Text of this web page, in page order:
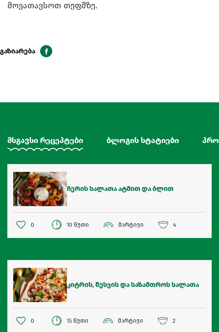
მოვათავსოთ თეფშზე.
გაზიარება
მსგავსი რეცეპტები ბლოგის სტატიები
ჩერის სალათა ატმით და ბლით
0 10 წუთი მარტივი 4
კიტრის, ნესვის და საზამთროს სალათა
0 15 წუთი მარტივი 2